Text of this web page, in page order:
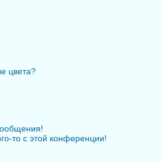
цвета?
то с этой конференции!